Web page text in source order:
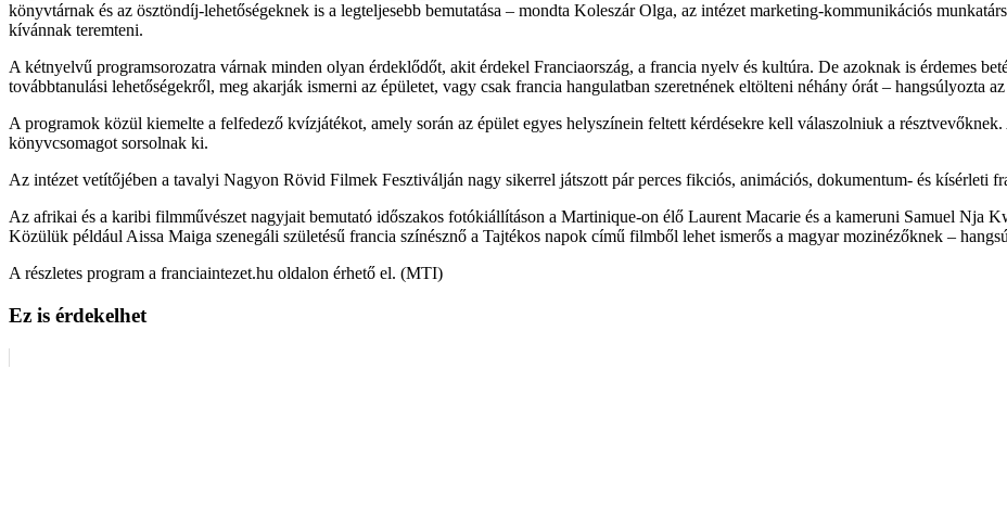
könyvtárnak és az ösztöndíj-lehetőségeknek is a legteljesebb bemutatása – mondta Koleszár Olga, az intézet marketing-kommunikációs
kívánnak teremteni.
A kétnyelvű programsorozatra várnak minden olyan érdeklődőt, akit érdekel Franciaország, a francia nyelv és kultúra. De azoknak is érdemes
továbbtanulási lehetőségekről, meg akarják ismerni az épületet, vagy csak francia hangulatban szeretnének eltölteni néhány órát – hangsúlyozta
A programok közül kiemelte a felfedező kvízjátékot, amely során az épület egyes helyszínein feltett kérdésekre kell válaszolniuk a
könyvcsomagot sorsolnak ki.
Az intézet vetítőjében a tavalyi Nagyon Rövid Filmek Fesztiválján nagy sikerrel játszott pár perces fikciós, animációs, dokumentum- és kísérleti
Az afrikai és a karibi filmművészet nagyjait bemutató időszakos fotókiállításon a Martinique-on élő Laurent Macarie és a kameruni Samuel Nja
Közülük például Aissa Maiga szenegáli születésű francia színésznő a Tajtékos napok című filmből lehet ismerős a magyar mozinézőknek –
A részletes program a franciaintezet.hu oldalon érhető el. (MTI)
Ez is érdekelhet